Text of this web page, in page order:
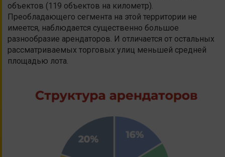
объектов (119 объектов на километр).
Преобладающего сегмента на этой территории не
имеется, наблюдается существенно большое
разнообразие арендаторов. И отличается от остальных
рассматриваемых торговых улиц меньшей средней
площадью лота.